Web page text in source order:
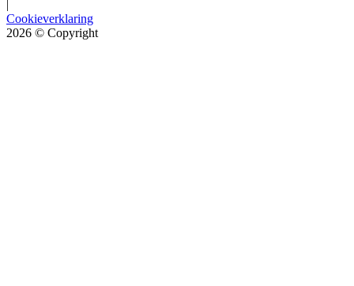
Cookieverklaring
2026 © Copyright